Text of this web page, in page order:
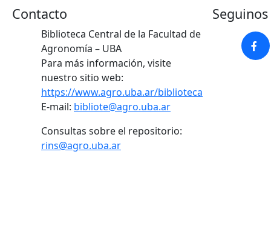
Contacto
Biblioteca Central de la Facultad de
Agronomía – UBA
Para más información, visite
nuestro sitio web:
https://www.agro.uba.ar/biblioteca
E-mail: bibliote@agro.uba.ar
Consultas sobre el repositorio:
rins@agro.uba.ar